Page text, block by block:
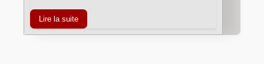
Lire la suite